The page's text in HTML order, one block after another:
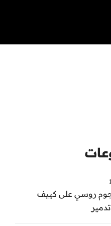
هجوم روسي على كييف